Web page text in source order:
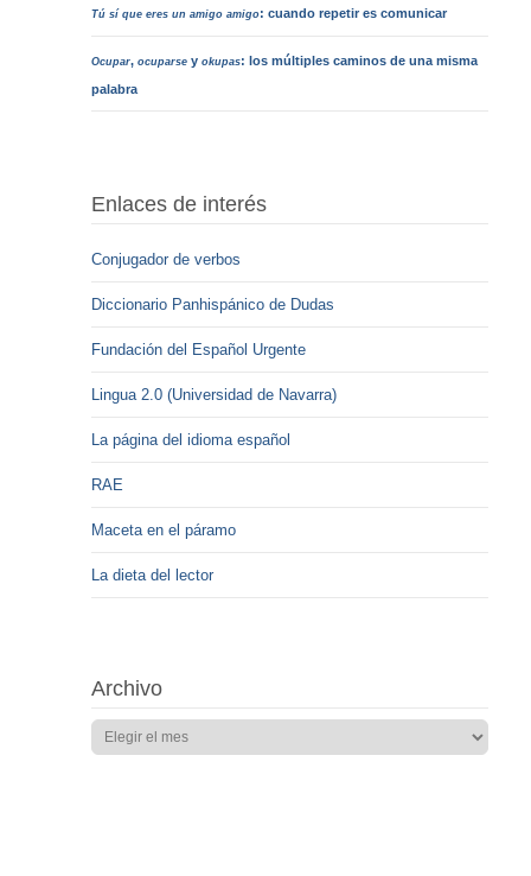
Tú sí que eres un amigo amigo: cuando repetir es comunicar
Ocupar,ocuparse yokupas: los múltiples caminos de una misma
palabra
Enlaces de interés
Conjugador de verbos
Diccionario Panhispánico de Dudas
Fundación del Español Urgente
Lingua 2.0 (Universidad de Navarra)
La página del idioma español
RAE
Maceta en el páramo
La dieta del lector
Archivo